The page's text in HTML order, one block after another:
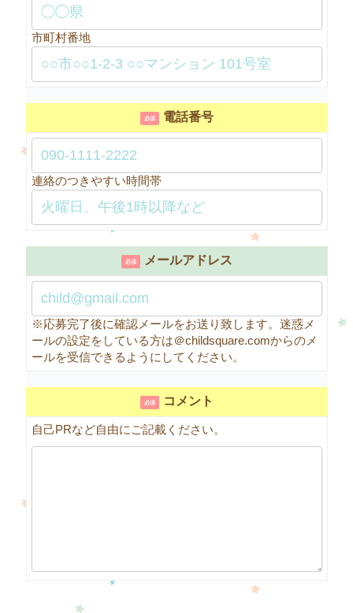
市町村番地
必須 電話番号
連絡のつきやすい時間帯
必須 メールアドレス
※応募完了後に確認メールをお送り致します。迷惑メ
ールの設定をしている方は＠childsquare.comからのメ
ールを受信できるようにしてください。
必須 コメント
自己PRなど自由にご記載ください。